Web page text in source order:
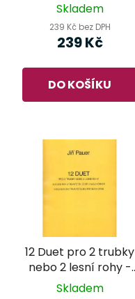
Skladem
239 Kč bez DPH
239 Kč
DO KOŠÍKU
12 Duet pro 2 trubky
nebo 2 lesní rohy -
Jiří Pauer
Skladem